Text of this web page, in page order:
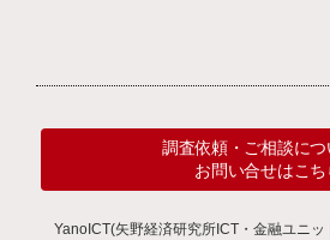
調査依頼・ご相談に
お問い合せはこち
YanoICT(矢野経済研究所ICT・金融ユニ